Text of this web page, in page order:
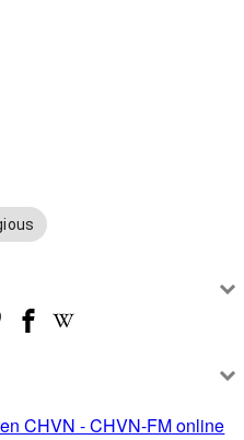
CHVN - CHVN-FM online